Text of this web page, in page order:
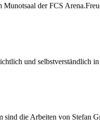
Munotsaal der FCS
und selbstverständlich
sind die Arbeiten von Stefan